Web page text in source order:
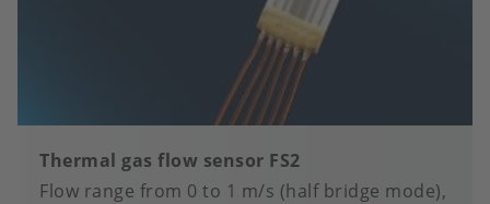
Thermal gas flow sensor FS2
Flow range from 0 to 1 m/s (half bridge mode),